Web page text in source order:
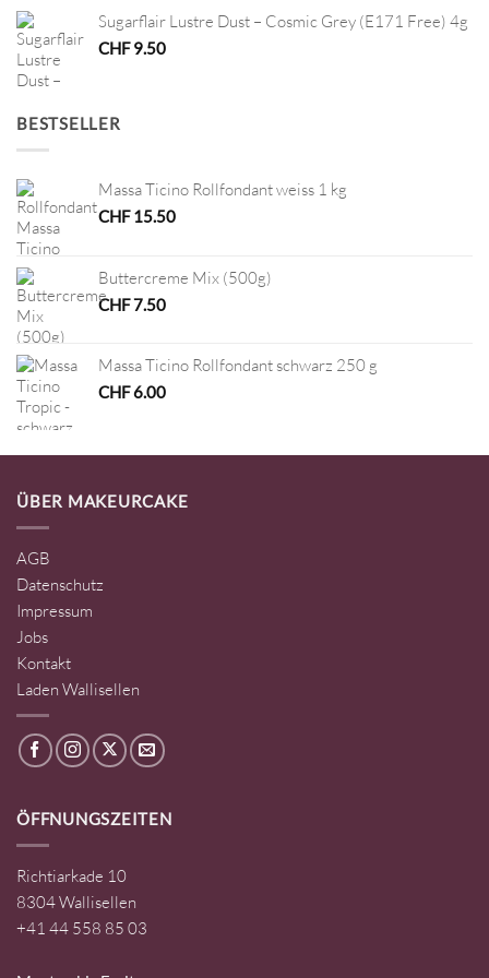
Sugarflair Lustre Dust – Cosmic Grey (E171 Free) 4g
CHF9.50
BESTSELLER
Massa Ticino Rollfondant weiss 1 kg
CHF15.50
Buttercreme Mix (500g)
CHF7.50
Massa Ticino Rollfondant schwarz 250 g
CHF6.00
ÜBER MAKEURCAKE
AGB
Datenschutz
Impressum
Jobs
Kontakt
Laden Wallisellen
ÖFFNUNGSZEITEN
Richtiarkade 10
8304 Wallisellen
+41 44 558 85 03